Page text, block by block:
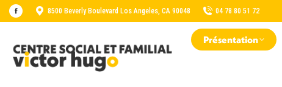
La
Facebook
s'ouvre
dans
8500 Beverly Boulevard Los Angeles, CA 90048 04 78 80 51 72
Présentation